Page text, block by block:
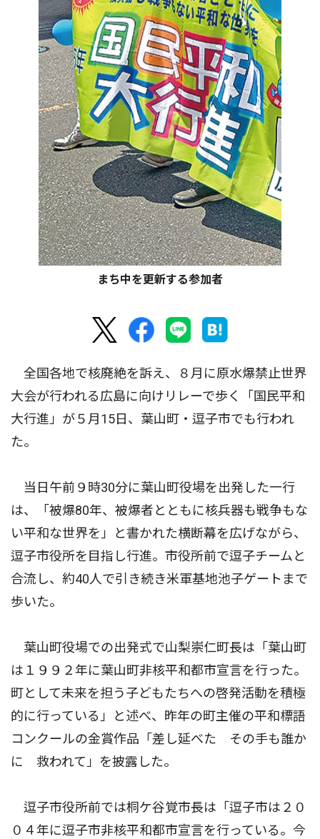
まち中を更新する参加者
全国各地で核廃絶を訴え、８月に原水爆禁止世界
大会が行われる広島に向けリレーで歩く「国民平和
大行進」が５月15日、葉山町・逗子市でも行われ
た。
当日午前９時30分に葉山町役場を出発した一行
は、「被爆80年、被爆者とともに核兵器も戦争もな
い平和な世界を」と書かれた横断幕を広げながら、
逗子市役所を目指し行進。市役所前で逗子チームと
合流し、約40人で引き続き米軍基地池子ゲートまで
歩いた。
葉山町役場での出発式で山梨崇仁町長は「葉山町
は１９９２年に葉山町非核平和都市宣言を行った。
町として未来を担う子どもたちへの啓発活動を積極
的に行っている」と述べ、昨年の町主催の平和標語
コンクールの金賞作品「差し延べた その手も誰か
に 救われて」を披露した。
逗子市役所前では桐ケ谷覚市長は「逗子市は２０
０４年に逗子市非核平和都市宣言を行っている。今